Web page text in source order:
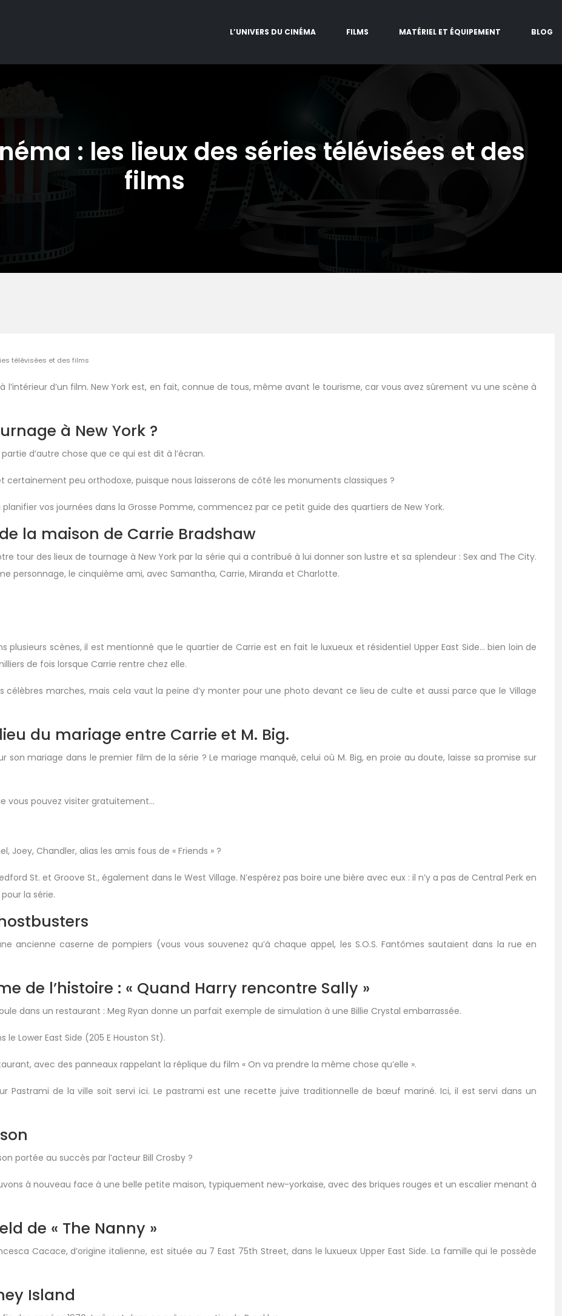
L’UNIVERS DU CINÉMA FILMS MATÉRIEL ET ÉQUIPEMENT BLOG
: les lieux des séries télévisées et des
films
télévisées et des films
l’intérieur d’un film. New York est, en fait, connue de tous, même avant le tourisme, car vous avez sûrement vu une scène à
à New York ?
d’autre chose que ce qui est dit à l’écran.
certainement peu orthodoxe, puisque nous laisserons de côté les monuments classiques ?
vos journées dans la Grosse Pomme, commencez par ce petit guide des quartiers de New York.
la maison de Carrie Bradshaw
tour des lieux de tournage à New York par la série qui a contribué à lui donner son lustre et sa splendeur : Sex and The City.
personnage, le cinquième ami, avec Samantha, Carrie, Miranda et Charlotte.
plusieurs scènes, il est mentionné que le quartier de Carrie est en fait le luxueux et résidentiel Upper East Side… bien loin de
de fois lorsque Carrie rentre chez elle.
célèbres marches, mais cela vaut la peine d’y monter pour une photo devant ce lieu de culte et aussi parce que le Village
du mariage entre Carrie et M. Big.
son mariage dans le premier film de la série ? Le mariage manqué, celui où M. Big, en proie au doute, laisse sa promise sur
vous pouvez visiter gratuitement…
Joey, Chandler, alias les amis fous de « Friends » ?
St. et Groove St., également dans le West Village. N’espérez pas boire une bière avec eux : il n’y a pas de Central Perk en
la série.
ancienne caserne de pompiers (vous vous souvenez qu’à chaque appel, les S.O.S. Fantômes sautaient dans la rue en
de l’histoire : « Quand Harry rencontre Sally »
dans un restaurant : Meg Ryan donne un parfait exemple de simulation à une Billie Crystal embarrassée.
Lower East Side (205 E Houston St).
avec des panneaux rappelant la réplique du film « On va prendre la même chose qu’elle ».
Pastrami de la ville soit servi ici. Le pastrami est une recette juive traditionnelle de bœuf mariné. Ici, il est servi dans un
portée au succès par l’acteur Bill Crosby ?
à nouveau face à une belle petite maison, typiquement new-yorkaise, avec des briques rouges et un escalier menant à
de « The Nanny »
Cacace, d’origine italienne, est située au 7 East 75th Street, dans le luxueux Upper East Side. La famille qui le possède
Island